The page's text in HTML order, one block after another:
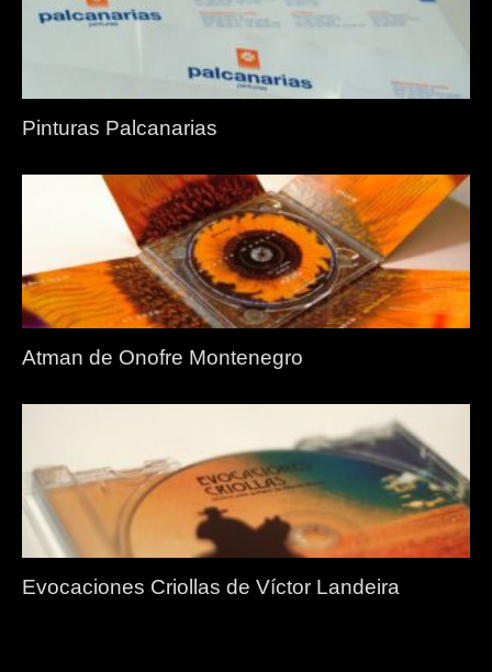
Pinturas Palcanarias
Atman de Onofre Montenegro
Evocaciones Criollas de Víctor Landeira